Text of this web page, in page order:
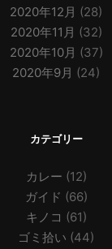
2020年12月 (28)
2020年11月 (32)
2020年10月 (37)
2020年9月 (24)
カテゴリー
カレー (12)
ガイド (66)
キノコ (61)
ゴミ拾い (44)